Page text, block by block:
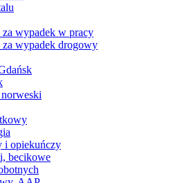
wypadek w pracy
wypadek drogowy
i opiekuńczy
becikowe